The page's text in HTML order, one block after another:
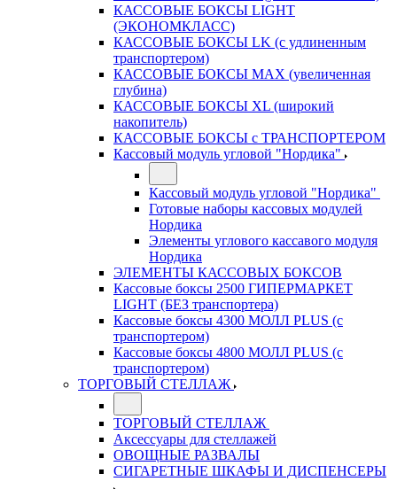
КАССОВЫЕ БОКСЫ LIGHT
(ЭКОНОМКЛАСС)
КАССОВЫЕ БОКСЫ LK (с удлиненным
транспортером)
КАССОВЫЕ БОКСЫ MAX (увеличенная
глубина)
КАССОВЫЕ БОКСЫ XL (широкий
накопитель)
КАССОВЫЕ БОКСЫ с ТРАНСПОРТЕРОМ
Кассовый модуль угловой "Нордика"
Кассовый модуль угловой "Нордика"
Готовые наборы кассовых модулей
Нордика
Элементы углового кассавого модуля
Нордика
ЭЛЕМЕНТЫ КАССОВЫХ БОКСОВ
Кассовые боксы 2500 ГИПЕРМАРКЕТ
LIGHT (БЕЗ транспортера)
Кассовые боксы 4300 МОЛЛ PLUS (с
транспортером)
Кассовые боксы 4800 МОЛЛ PLUS (с
транспортером)
ТОРГОВЫЙ СТЕЛЛАЖ
ТОРГОВЫЙ СТЕЛЛАЖ
Аксессуары для стеллажей
ОВОЩНЫЕ РАЗВАЛЫ
СИГАРЕТНЫЕ ШКАФЫ И ДИСПЕНСЕРЫ